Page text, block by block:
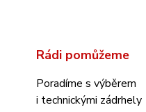
Rádi pomůžeme
Poradíme s výběrem
i technickými zádrhely